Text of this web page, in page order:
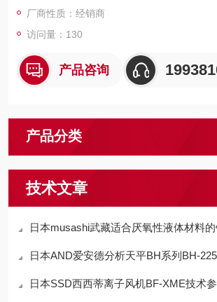
厂商性质：经销商
访问量：130
产品咨询
产品分类
技术文章
日本musashi武藏适合厌氧性液体材料
日本AND爱安德分析天平BH系列BH-
日本SSD西西蒂离子风机BF-XME技术